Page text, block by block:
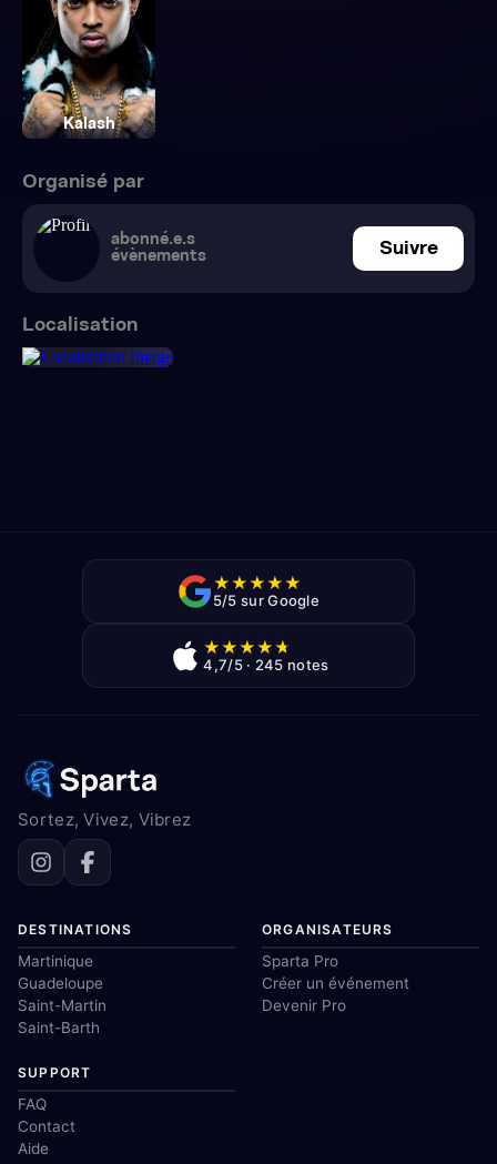
Kalash
Organisé par
abonné.e.s
évènements
Suivre
Localisation
★★★★★
5/5 sur Google
★★★★★
4,7/5 · 245 notes
Sortez, Vivez, Vibrez
DESTINATIONS
Martinique
Guadeloupe
Saint-Martin
Saint-Barth
ORGANISATEURS
Sparta Pro
Créer un événement
Devenir Pro
SUPPORT
FAQ
Contact
Aide